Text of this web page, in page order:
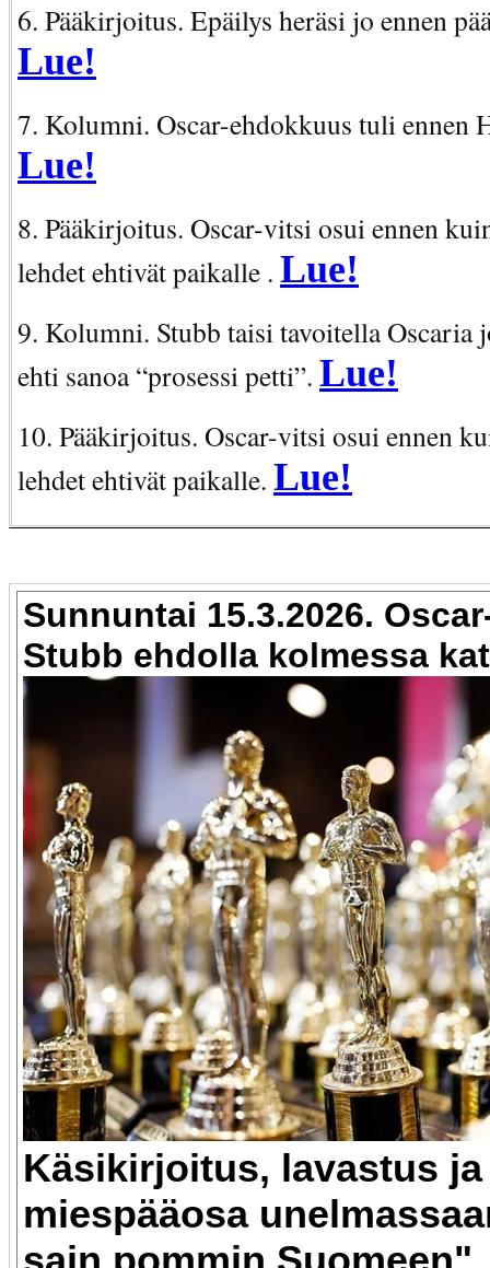
6. Pääkirjoitus. Epäilys heräsi jo ennen
Lue!
7. Kolumni. Oscar-ehdokkuus tuli ennen
Lue!
8. Pääkirjoitus. Oscar-vitsi osui ennen
lehdet ehtivät paikalle . Lue!
9. Kolumni. Stubb taisi tavoitella Oscaria
ehti sanoa “prosessi petti”. Lue!
10. Pääkirjoitus. Oscar-vitsi osui ennen
lehdet ehtivät paikalle. Lue!
Sunnuntai 15.3.2026.
Stubb ehdolla kolmessa
Käsikirjoitus, lavastus
miespääosa